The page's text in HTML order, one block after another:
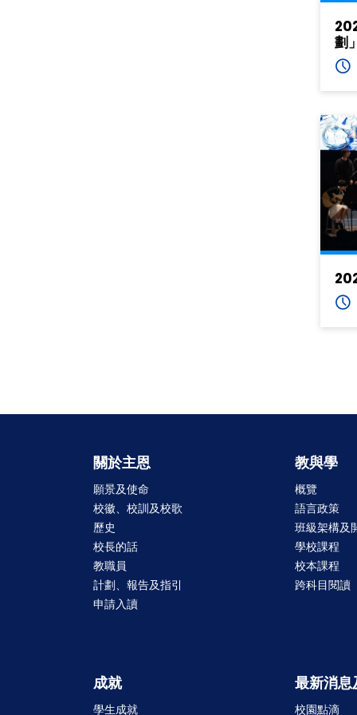
劃
關於主恩
願景及使命
校徽、校訓及校歌
歷史
校長的話
教職員
計劃、報告及指引
申請入讀
教與學
概覽
語言政策
班級架構及
學校課程
校本課程
跨科目閱讀
成就
學生成就
最新消息
校園點滴